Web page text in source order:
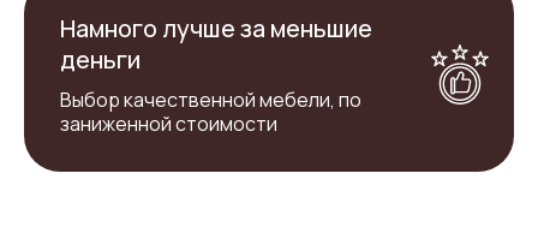
Намного лучше за меньшие
деньги
Выбор качественной мебели, по
заниженной стоимости